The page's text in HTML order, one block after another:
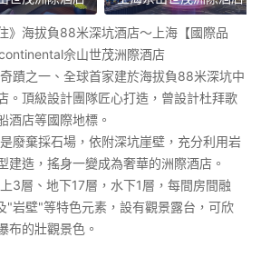
》海拔負88米深坑酒店～上海【國際品
佘山世茂洲際酒店
奇蹟之一、全球首家建於海拔負88米深坑中
。頂級設計團隊匠心打造，曾設計杜拜歌
酒店等國際地標。
廢棄採石場，依附深坑崖壁，充分利用岩
建造，搖身一變成為奢華的洲際酒店。
3層、地下17層，水下1層，‌每間房間融
"岩壁"等特色元素，設有觀景露台，可欣
布的壯觀景色。